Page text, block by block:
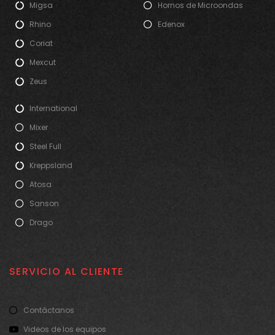
Migsa
Rhino
Coriat
Mexcut
Zeus
Hornos de Microondas
Edenox
International
Mixer
Steel Full
Kreppsland
Atosa
Sanson
Drago
SERVICIO AL CLIENTE
Contáctanos
Videos de los equipos